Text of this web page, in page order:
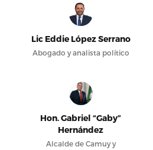
Lic Eddie López Serrano
Abogado y analista político
Hon. Gabriel “Gaby”
Hernández
Alcalde de Camuy y